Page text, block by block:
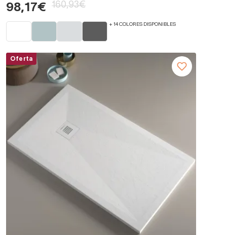
98,17€ 160,93€
+ 14 COLORES DISPONIBLES
Oferta